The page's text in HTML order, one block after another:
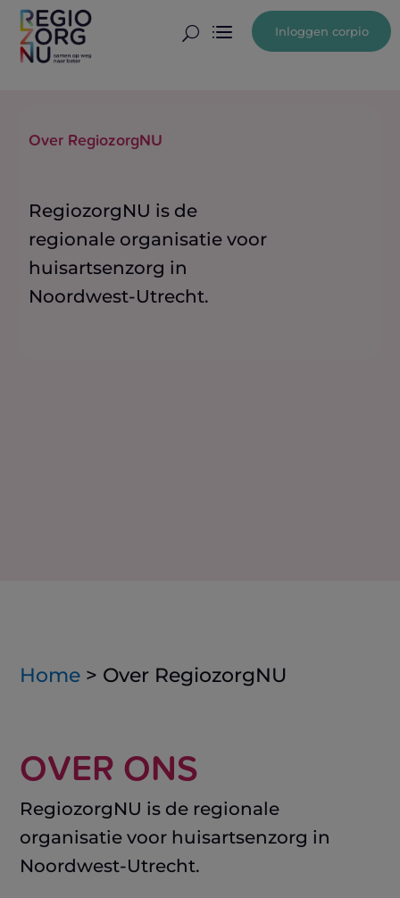
U Inloggen corpio
Over RegiozorgNU
RegiozorgNU is de
regionale organisatie voor
huisartsenzorg in
Noordwest-Utrecht.
Home > Over RegiozorgNU
OVER ONS
RegiozorgNU is de regionale
organisatie voor huisartsenzorg in
Noordwest-Utrecht.